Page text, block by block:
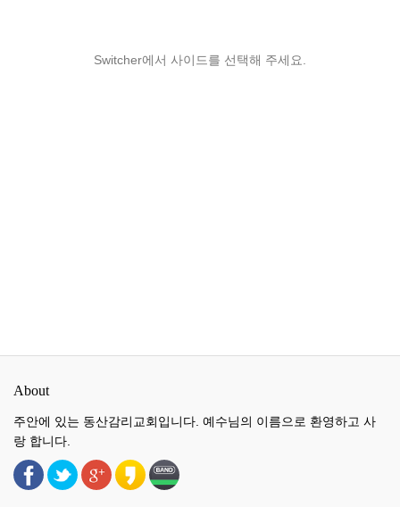
Switcher에서 사이드를 선택해 주세요.
About
주안에 있는 동산감리교회입니다. 예수님의 이름으로 환영하고 사
랑 합니다.